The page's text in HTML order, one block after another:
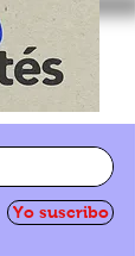
Yo suscribo